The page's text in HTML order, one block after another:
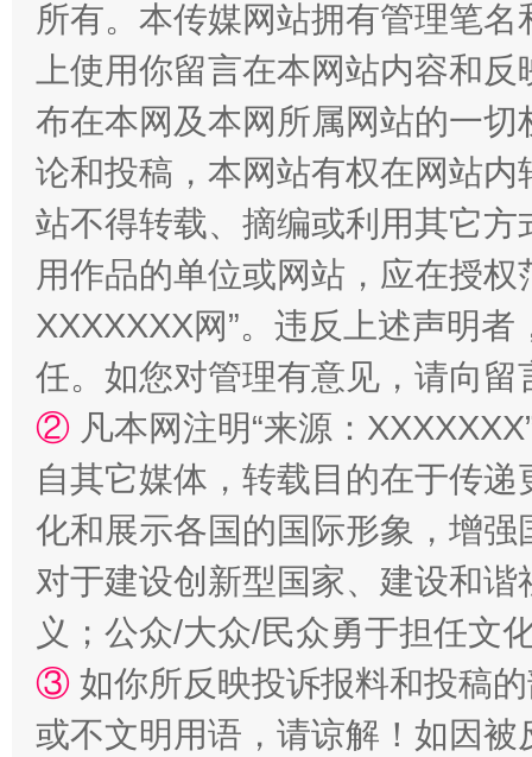
“蜀中异人”王建安的艺术幻境
完善运行机制助力责任有效落实 一纸欠
所有。本传媒网站拥有管理笔
上使用你留言在本网站内容和
布在本网及本网所属网站的一
论和投稿，本网站有权在网站
站不得转载、摘编或利用其它
用作品的单位或网站，应在授
XXXXXXX网”。违反上述声明
任。如您对管理有意见，请向
② 凡本网注明“来源：
自其它媒体，转载目的在于传
化和展示各国的国际形象，增
对于建设创新型国家、建设和
义；公众/大众/民众勇于担任文
③ 如你所反映投诉报料和投稿
或不文明用语，请谅解！如因